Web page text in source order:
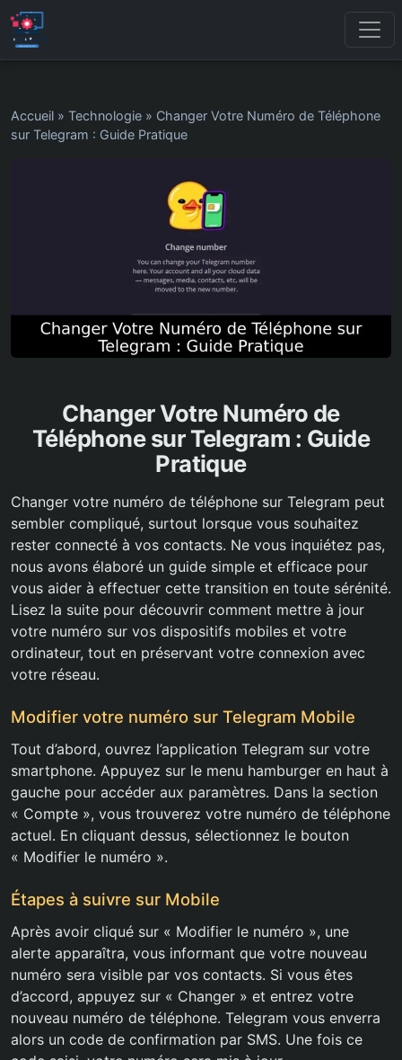
Accueil » Technologie » Changer Votre Numéro de Téléphone
sur Telegram : Guide Pratique
Changer Votre Numéro de
Téléphone sur Telegram : Guide
Pratique
Changer votre numéro de téléphone sur Telegram peut
sembler compliqué, surtout lorsque vous souhaitez
rester connecté à vos contacts. Ne vous inquiétez pas,
nous avons élaboré un guide simple et efficace pour
vous aider à effectuer cette transition en toute sérénité.
Lisez la suite pour découvrir comment mettre à jour
votre numéro sur vos dispositifs mobiles et votre
ordinateur, tout en préservant votre connexion avec
votre réseau.
Modifier votre numéro sur Telegram Mobile
Tout d’abord, ouvrez l’application Telegram sur votre
smartphone. Appuyez sur le menu hamburger en haut à
gauche pour accéder aux paramètres. Dans la section
« Compte », vous trouverez votre numéro de téléphone
actuel. En cliquant dessus, sélectionnez le bouton
« Modifier le numéro ».
Étapes à suivre sur Mobile
Après avoir cliqué sur « Modifier le numéro », une
alerte apparaîtra, vous informant que votre nouveau
numéro sera visible par vos contacts. Si vous êtes
d’accord, appuyez sur « Changer » et entrez votre
nouveau numéro de téléphone. Telegram vous enverra
alors un code de confirmation par SMS. Une fois ce